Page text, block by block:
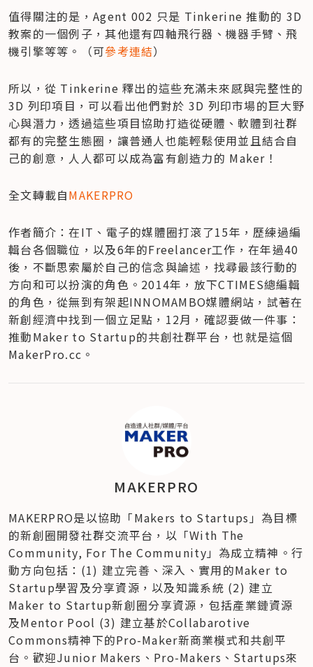
值得關注的是，Agent 002 只是 Tinkerine 推動的 3D
教案的一個例子，其他還有四軸飛行器、機器手臂、飛
機引擎等等。（可參考連結）
所以，從 Tinkerine 釋出的這些充滿未來感與完整性的
3D 列印項目，可以看出他們對於 3D 列印市場的巨大野
心與潛力，透過這些項目協助打造從硬體、軟體到社群
都有的完整生態圈，讓普通人也能輕鬆使用並且結合自
己的創意，人人都可以成為富有創造力的 Maker！
全文轉載自MAKERPRO
作者簡介：在IT、電子的媒體圈打滾了15年，歷練過編
輯台各個職位，以及6年的Freelancer工作，在年過40
後，不斷思索屬於自己的信念與論述，找尋最該行動的
方向和可以扮演的角色。2014年，放下CTIMES總編輯
的角色，從無到有架起INNOMAMBO媒體網站，試著在
新創經濟中找到一個立足點，12月，確認要做一件事：
推動Maker to Startup的共創社群平台，也就是這個
MakerPro.cc。
MAKERPRO
MAKERPRO是以協助「Makers to Startups」為目標
的新創圈開發社群交流平台，以「With The
Community, For The Community」為成立精神。行
動方向包括：(1) 建立完善、深入、實用的Maker to
Startup學習及分享資源，以及知識系統 (2) 建立
Maker to Startup新創圈分享資源，包括產業鏈資源
及Mentor Pool (3) 建立基於Collabarotive
Commons精神下的Pro-Maker新商業模式和共創平
台。歡迎Junior Makers、Pro-Makers、Startups來